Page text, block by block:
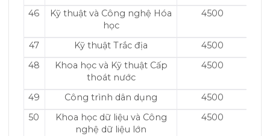
46
Kỹ thuật và Công nghệ Hóa
học
4500
47 Kỹ thuật Trắc địa
4500
48
Khoa học và Kỹ thuật Cấp
thoát nước
4500
49 Công trình dân dụng
4500
50
Khoa học dữ liệu và Công
nghệ dữ liệu lớn
4500